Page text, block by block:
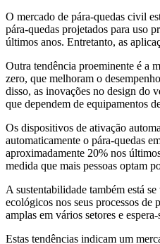
O mercado de pára-quedas civil
pára-quedas projetados para uso
últimos anos. Entretanto, as
Outra tendência proeminente é a
zero, que melhoram o
disso, as inovações no design do
que dependem de equipamentos
Os dispositivos de ativação
automaticamente o pára-quedas
aproximadamente 20% nos
medida que mais pessoas optam
A sustentabilidade também está
ecológicos nos seus processos
amplas em vários setores e
Estas tendências indicam um